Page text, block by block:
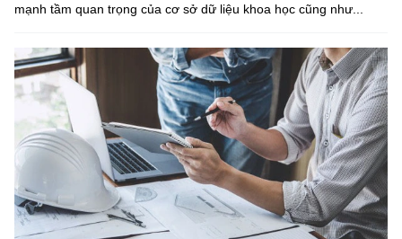
mạnh tầm quan trọng của cơ sở dữ liệu khoa học cũng như...